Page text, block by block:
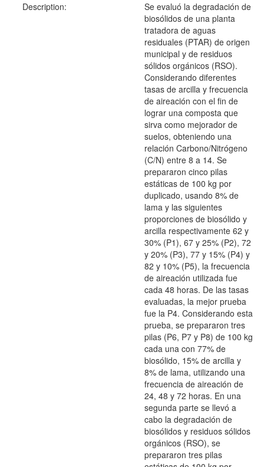
Description:
Se evaluó la degradación de
biosólidos de una planta
tratadora de aguas
residuales (PTAR) de origen
municipal y de residuos
sólidos orgánicos (RSO).
Considerando diferentes
tasas de arcilla y frecuencia
de aireación con el fin de
lograr una composta que
sirva como mejorador de
suelos, obteniendo una
relación Carbono/Nitrógeno
(C/N) entre 8 a 14. Se
prepararon cinco pilas
estáticas de 100 kg por
duplicado, usando 8% de
lama y las siguientes
proporciones de biosólido y
arcilla respectivamente 62 y
30% (P1), 67 y 25% (P2), 72
y 20% (P3), 77 y 15% (P4) y
82 y 10% (P5), la frecuencia
de aireación utilizada fue
cada 48 horas. De las tasas
evaluadas, la mejor prueba
fue la P4. Considerando esta
prueba, se prepararon tres
pilas (P6, P7 y P8) de 100 kg
cada una con 77% de
biosólido, 15% de arcilla y
8% de lama, utilizando una
frecuencia de aireación de
24, 48 y 72 horas. En una
segunda parte se llevó a
cabo la degradación de
biosólidos y residuos sólidos
orgánicos (RSO), se
prepararon tres pilas